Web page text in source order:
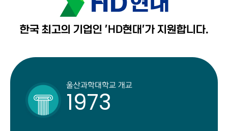
한국 최고의 기업인 'HD현대'가 지원합니다.
울산과학대학교 개교
1973